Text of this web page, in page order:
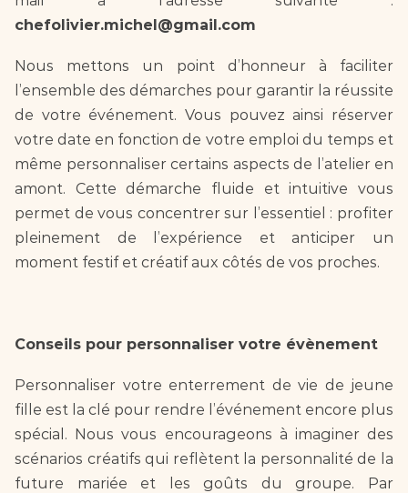
chefolivier.michel@gmail.com
Nous mettons un point d’honneur à faciliter
l’ensemble des démarches pour garantir la réussite
de votre événement. Vous pouvez ainsi réserver
votre date en fonction de votre emploi du temps et
même personnaliser certains aspects de l’atelier en
amont. Cette démarche fluide et intuitive vous
permet de vous concentrer sur l’essentiel : profiter
pleinement de l’expérience et anticiper un
moment festif et créatif aux côtés de vos proches.
Conseils pour personnaliser votre évènement
Personnaliser votre enterrement de vie de jeune
fille est la clé pour rendre l’événement encore plus
spécial. Nous vous encourageons à imaginer des
scénarios créatifs qui reflètent la personnalité de la
future mariée et les goûts du groupe. Par